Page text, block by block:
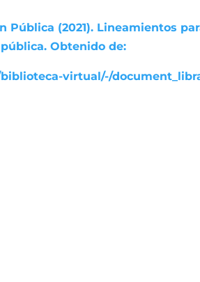
(2021). Lineamientos
Obtenido de:
virtual/-/